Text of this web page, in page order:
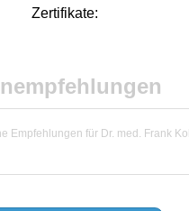
Zertifikate:
Empfehlungen für Dr. med. Frank